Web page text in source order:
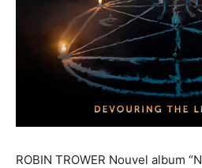
ROBIN TROWER Nouvel album